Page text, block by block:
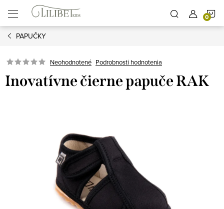
obsah
PAPUČKY
Neohodnotené Podrobnosti hodnotenia
Inovatívne čierne papuče RAK